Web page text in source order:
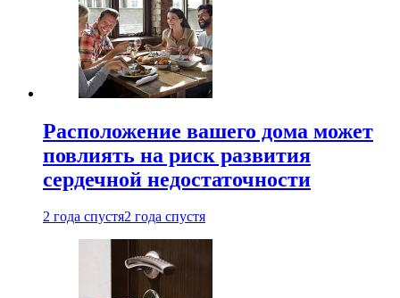
Расположение вашего дома может
повлиять на риск развития
сердечной недостаточности
2 года спустя2 года спустя